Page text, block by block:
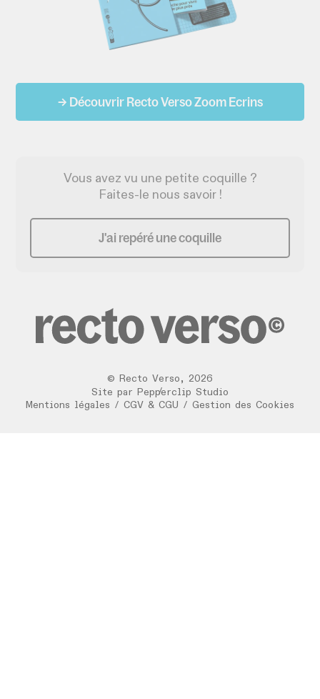
→ Découvrir Recto Verso Zoom Ecrins
Vous avez vu une petite coquille ?
Faites-le nous savoir !
J'ai repéré une coquille
© Recto Verso , 2026
/
Site par
Pepperclip Studio
Mentions légales / CGV & CGU / Gestion des Cookies